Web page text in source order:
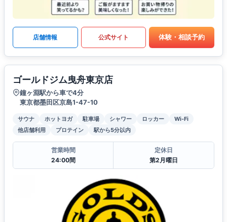
店舗情報 公式サイト 体験・相談予約
ゴールドジム曳舟東京店
鐘ヶ淵駅から車で4分
東京都墨田区京島1-47-10
サウナ ホットヨガ 駐車場 シャワー ロッカー
Wi-Fi
他店舗利用
プロテイン 駅から5分以内
営業時間
24:00間
定休日
第2月曜日